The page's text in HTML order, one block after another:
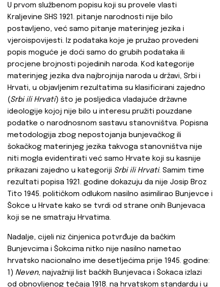
U prvom službenom popisu koji su provele vlasti
Kraljevine SHS 1921. pitanje narodnosti nije bilo
postavljeno, već samo pitanje materinjeg jezika i
vjeroispovijesti. Iz podataka koje je pružao provedeni
popis moguće je doći samo do grubih podataka ili
procjene brojnosti pojedinih naroda. Kod kategorije
materinjeg jezika dva najbrojnija naroda u državi, Srbi i
Hrvati, u objavljenim rezultatima su klasificirani zajedno
(Srbi ili Hrvati) što je posljedica vladajuće državne
ideologije kojoj nije bilo u interesu pružiti pouzdane
podatke o narodnosnom sastavu stanovništva. Popisna
metodologija zbog nepostojanja bunjevačkog ili
šokačkog materinjeg jezika takvoga stanovništva nije
niti mogla evidentirati već samo Hrvate koji su kasnije
prikazani zajedno u kategoriji Srbi ili Hrvati. Samim time
rezultati popisa 1921. godine dokazuju da nije Josip Broz
Tito 1945. političkom odlukom nasilno asimilirao Bunjevce i
Šokce u Hrvate kako se tvrdi od strane onih Bunjevaca
koji se ne smatraju Hrvatima.
Nadalje, cijeli niz činjenica potvrđuje da bačkim
Bunjevcima i Šokcima nitko nije nasilno nametao
hrvatsko nacionalno ime desetljećima prije 1945. godine:
1) Neven, najvažniji list bačkih Bunjevaca i Šokaca izlazi
od obnovljenog tečaja 1918. na hrvatskom standardu i u